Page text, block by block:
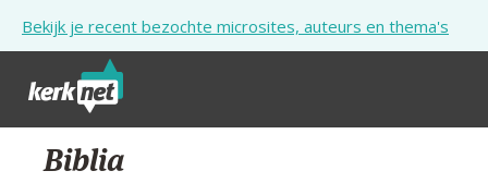
Bekijk je recent bezochte microsites, auteurs en thema's
STARTPAGINA
Biblia